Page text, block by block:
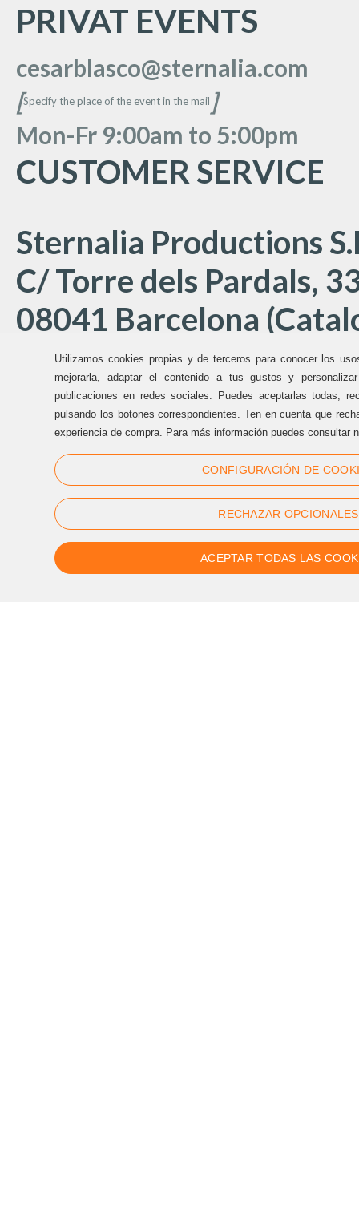
PRIVAT EVENTS
cesarblasco@sternalia.com
[Specify the place of the event in the mail ]
Mon-Fr 9:00am to 5:00pm
CUSTOMER SERVICE
Sternalia Productions
C/ Torre dels Pardals,
08041 Barcelona
Offices Sternalia:
(+34) 93 170 17 97
info@sternalia.com
Mon-Th 9:00am to 5:00pm
Fr de 9:00am to 05:00pm
Utilizamos cookies propias y de terceros para conocer los
mejorarla, adaptar el contenido a tus gustos y
publicaciones en redes sociales. Puedes aceptarlas todas,
pulsando los botones correspondientes. Ten en cuenta que
experiencia de compra. Para más información puedes consultar
CONFIGURACIÓN DE
RECHAZAR OPCIONALES
ACEPTAR TODAS LAS